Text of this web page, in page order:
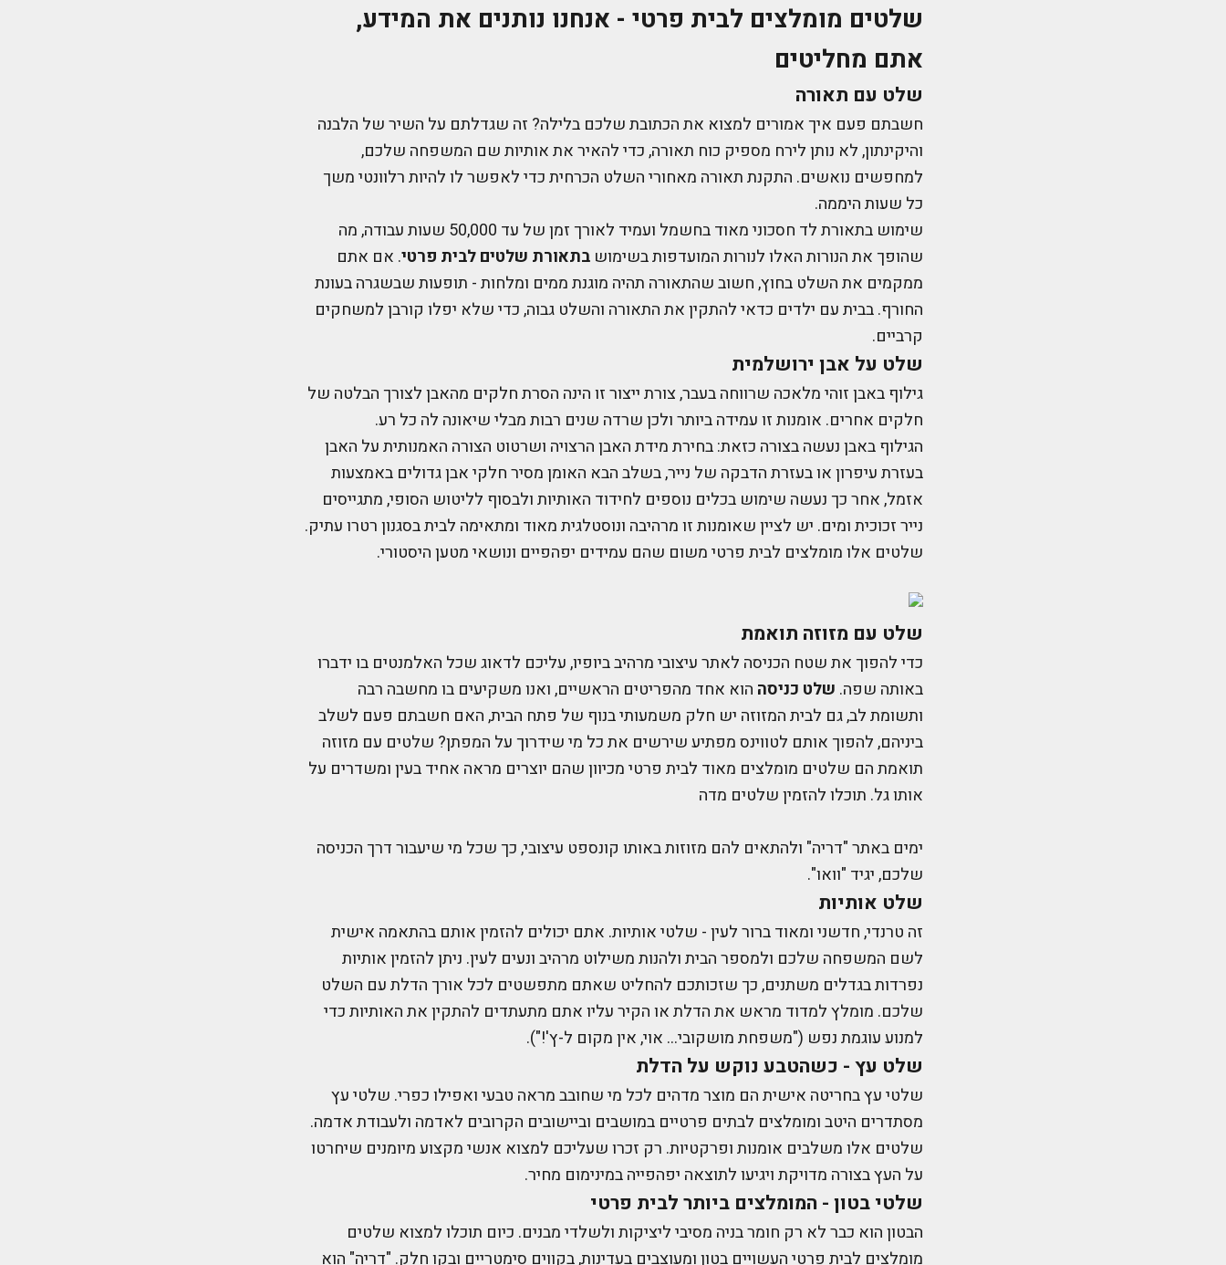
שלטים מומלצים לבית פרטי - אנחנו נותנים את המידע,
אתם מחליטים
שלט עם תאורה
חשבתם פעם איך אמורים למצוא את הכתובת שלכם בלילה? זה שגדלתם על השיר של הלבנה
והיקינתון, לא נותן לירח מספיק כוח תאורה, כדי להאיר את אותיות שם המשפחה שלכם,
למחפשים נואשים. התקנת תאורה מאחורי השלט הכרחית כדי לאפשר לו להיות רלוונטי משך
כל שעות היממה.
שימוש בתאורת לד חסכוני מאוד בחשמל ועמיד לאורך זמן של עד 50,000 שעות עבודה, מה
שהופך את הנורות האלו לנורות המועדפות בשימוש בתאורת שלטים לבית פרטי. אם אתם
ממקמים את השלט בחוץ, חשוב שהתאורה תהיה מוגנת ממים ומלחות - תופעות שבשגרה בעונת
החורף. בבית עם ילדים כדאי להתקין את התאורה והשלט גבוה, כדי שלא יפלו קורבן למשחקים
קרביים.
שלט על אבן ירושלמית
גילוף באבן זוהי מלאכה שרווחה בעבר, צורת ייצור זו הינה הסרת חלקים מהאבן לצורך הבלטה של
חלקים אחרים. אומנות זו עמידה ביותר ולכן שרדה שנים רבות מבלי שיאונה לה כל רע.
הגילוף באבן נעשה בצורה כזאת: בחירת מידת האבן הרצויה ושרטוט הצורה האמנותית על האבן
בעזרת עיפרון או בעזרת הדבקה של נייר, בשלב הבא האומן מסיר חלקי אבן גדולים באמצעות
אזמל, אחר כך נעשה שימוש בכלים נוספים לחידוד האותיות ולבסוף לליטוש הסופי, מתגייסים
נייר זכוכית ומים. יש לציין שאומנות זו מרהיבה ונוסטלגית מאוד ומתאימה לבית בסגנון רטרו עתיק.
שלטים אלו מומלצים לבית פרטי משום שהם עמידים יפהפיים ונושאי מטען היסטורי.
שלט עם מזוזה תואמת
כדי להפוך את שטח הכניסה לאתר עיצובי מרהיב ביופיו, עליכם לדאוג שכל האלמנטים בו ידברו
באותה שפה. שלט כניסה הוא אחד מהפריטים הראשיים, ואנו משקיעים בו מחשבה רבה
ותשומת לב, גם לבית המזוזה יש חלק משמעותי בנוף של פתח הבית, האם חשבתם פעם לשלב
ביניהם, להפוך אותם לטווינס מפתיע שירשים את כל מי שידרוך על המפתן? שלטים עם מזוזה
תואמת הם שלטים מומלצים מאוד לבית פרטי מכיוון שהם יוצרים מראה אחיד בעין ומשדרים על
אותו גל. תוכלו להזמין שלטים מדה
ימים באתר "דריה" ולהתאים להם מזוזות באותו קונספט עיצובי, כך שכל מי שיעבור דרך הכניסה
שלכם, יגיד "וואו".
שלט אותיות
זה טרנדי, חדשני ומאוד ברור לעין - שלטי אותיות. אתם יכולים להזמין אותם בהתאמה אישית
לשם המשפחה שלכם ולמספר הבית ולהנות משילוט מרהיב ונעים לעין. ניתן להזמין אותיות
נפרדות בגדלים משתנים, כך שזכותכם להחליט שאתם מתפשטים לכל אורך הדלת עם השלט
שלכם. מומלץ למדוד מראש את הדלת או הקיר עליו אתם מתעתדים להתקין את האותיות כדי
למנוע עוגמת נפש ("משפחת מושקובי… אוי, אין מקום ל-ץ'!").
שלט עץ - כשהטבע נוקש על הדלת
שלטי עץ בחריטה אישית הם מוצר מדהים לכל מי שחובב מראה טבעי ואפילו כפרי. שלטי עץ
מסתדרים היטב ומומלצים לבתים פרטיים במושבים וביישובים הקרובים לאדמה ולעבודת אדמה.
שלטים אלו משלבים אומנות ופרקטיות. רק זכרו שעליכם למצוא אנשי מקצוע מיומנים שיחרטו
על העץ בצורה מדויקת ויגיעו לתוצאה יפהפייה במינימום מחיר.
שלטי בטון - המומלצים ביותר לבית פרטי
הבטון הוא כבר לא רק חומר בניה מסיבי ליציקות ולשלדי מבנים. כיום תוכלו למצוא שלטים
מומלצים לבית פרטי העשויים בטון ומעוצבים בעדינות, בקווים סימטריים ובקו חלק. "דריה" הוא